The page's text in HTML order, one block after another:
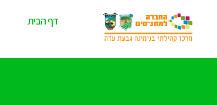
דף הבית